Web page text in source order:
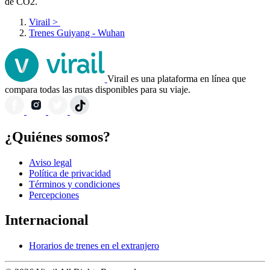
Virail >
Trenes Guiyang - Wuhan
Virail es una plataforma en línea que
compara todas las rutas disponibles para su viaje.
¿Quiénes somos?
Aviso legal
Política de privacidad
Términos y condiciones
Percepciones
Internacional
Horarios de trenes en el extranjero